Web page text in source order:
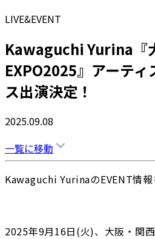
LIVE&EVENT
Kawaguchi Yurina『
EXPO2025』アーテ
ス出演決定！
2025.09.08
一覧に移動
Kawaguchi YurinaのEVENT情報
2025年9月16日(火)、大阪・関